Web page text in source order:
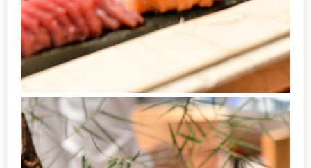
งาน
เดียว
ทั้ง
ช้อป
เที่ยว
พร้อม
โปร
โม